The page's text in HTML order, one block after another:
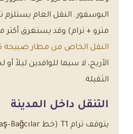
البوسفور. النقل العام يستلزم
مترو + ترام) وقد يستغرق
النقل الخاص من مطار صبيحة
الأريح، لا سيما للوافدين ليلاً أو
الثقيلة.
التنقل داخل المدينة